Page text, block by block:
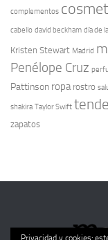
complementos
cabello david beckham día de
Kristen Stewart Madrid
Penélope Cruz
Pattinson ropa rostro
shakira Taylor Swift
zapatos
Privacidad y cookies: